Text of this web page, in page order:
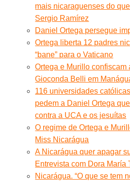
mais nicaraguenses do
Sergio Ramírez
Daniel Ortega persegue
Ortega liberta 12 padres
“bane” para o Vaticano
Ortega e Murillo confiscam
Gioconda Belli em
116 universidades
pedem a Daniel Ortega
contra a UCA e os jesuítas
O regime de Ortega e
Miss Nicarágua
A Nicarágua quer apagar
Entrevista com Dora María
Nicarágua. “O que se tem